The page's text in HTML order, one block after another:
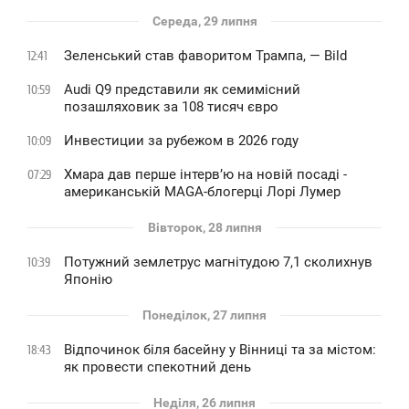
Середа, 29 липня
12:41 Зеленський став фаворитом Трампа, — Bild
10:59
Audi Q9 представили як семимісний
позашляховик за 108 тисяч євро
10:09 Инвестиции за рубежом в 2026 году
07:29
Хмара дав перше інтервʼю на новій посаді -
американській MAGA-блогерці Лорі Лумер
Вівторок, 28 липня
10:39
Потужний землетрус магнітудою 7,1 сколихнув
Японію
Понеділок, 27 липня
18:43
Відпочинок біля басейну у Вінниці та за містом:
як провести спекотний день
Неділя, 26 липня